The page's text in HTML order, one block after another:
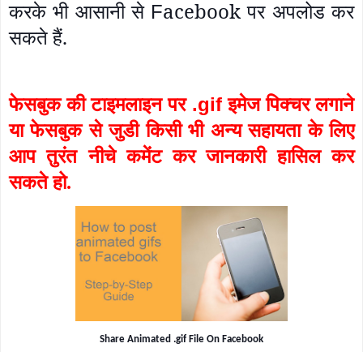
करके भी आसानी से Facebook पर अपलोड कर
सकते हैं.
फेसबुक की टाइमलाइन पर .gifइमेज पिक्चर लगाने
या फेसबुक से जुडी किसी भी अन्य सहायता के लिए
आप तुरंत नीचे कमेंट कर जानकारी हासिल कर
सकते हो.
Share Animated .gif File On Facebook